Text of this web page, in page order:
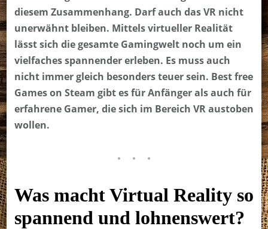
diesem Zusammenhang. Darf auch das VR nicht
unerwähnt bleiben. Mittels virtueller Realität
lässt sich die gesamte Gamingwelt noch um ein
vielfaches spannender erleben. Es muss auch
nicht immer gleich besonders teuer sein. Best free
Games on Steam gibt es für Anfänger als auch für
erfahrene Gamer, die sich im Bereich VR austoben
wollen.
Was macht Virtual Reality so
spannend und lohnenswert?